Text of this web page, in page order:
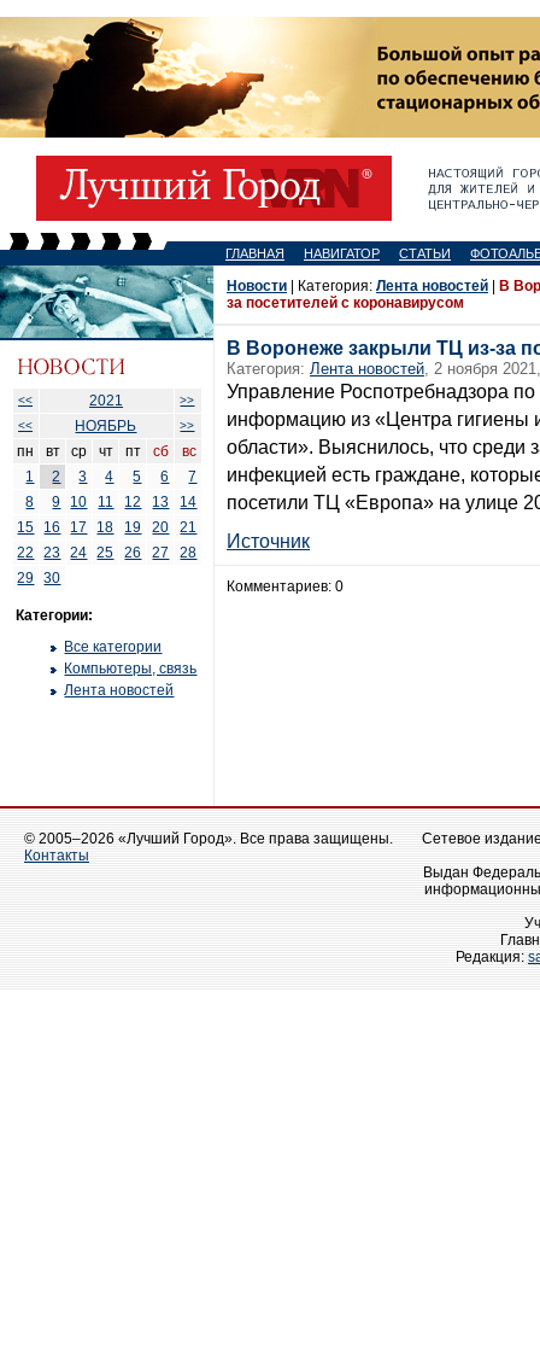
ГЛАВНАЯ НАВИГАТОР СТАТЬИ
<< 2021
>>
<<
НОЯБРЬ >>
пн вт ср чт пт сб
вс
1
2 3 4 5 6
7
8
9 10 11 12 13
14
15
16 17 18 19 20
21
22
23 24 25 26 27
28
29
30
Категории:
Все категории
Компьютеры, связь
Лента новостей
Новости | Категория: Лента новостей
В
за посетителей с коронавирусом
В Воронеже закрыли ТЦ из-за
Категория: Лента новостей, 2 ноября
Управление Роспотребнадзора
информацию из «Центра гигиены
области». Выяснилось, что среди
инфекцией есть граждане,
посетили ТЦ «Европа» на улице
Источник
Комментариев: 0
© 2005–2026 «Лучший Город». Все права защищены.
Контакты
Сетевое
Выдан
Редакция: